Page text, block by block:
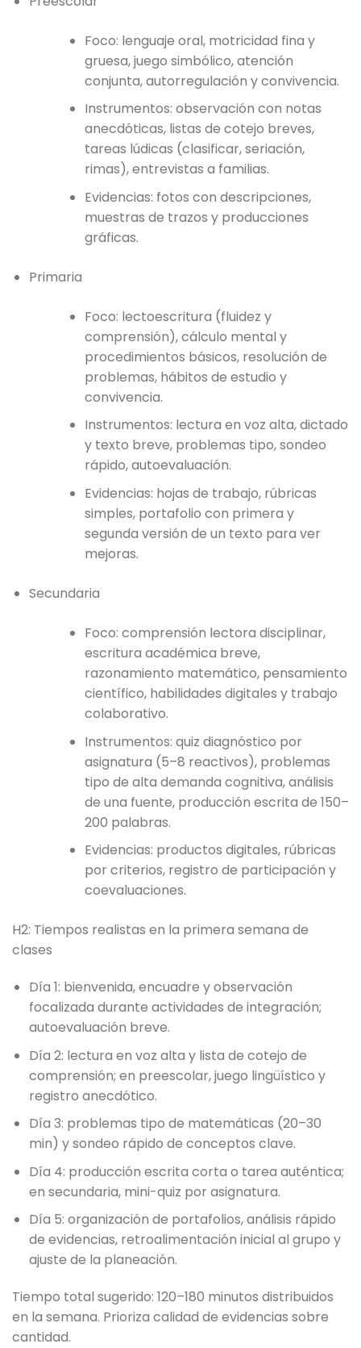
Foco: lenguaje oral, motricidad fina y
gruesa, juego simbólico, atención
conjunta, autorregulación y convivencia.
Instrumentos: observación con notas
anecdóticas, listas de cotejo breves,
tareas lúdicas (clasificar, seriación,
rimas), entrevistas a familias.
Evidencias: fotos con descripciones,
muestras de trazos y producciones
gráficas.
Primaria
Foco: lectoescritura (fluidez y
comprensión), cálculo mental y
procedimientos básicos, resolución de
problemas, hábitos de estudio y
convivencia.
Instrumentos: lectura en voz alta, dictado
y texto breve, problemas tipo, sondeo
rápido, autoevaluación.
Evidencias: hojas de trabajo, rúbricas
simples, portafolio con primera y
segunda versión de un texto para ver
mejoras.
Secundaria
Foco: comprensión lectora disciplinar,
escritura académica breve,
razonamiento matemático, pensamiento
científico, habilidades digitales y trabajo
colaborativo.
Instrumentos: quiz diagnóstico por
asignatura (5–8 reactivos), problemas
tipo de alta demanda cognitiva, análisis
de una fuente, producción escrita de 150–
200 palabras.
Evidencias: productos digitales, rúbricas
por criterios, registro de participación y
coevaluaciones.
H2: Tiempos realistas en la primera semana de
clases
Día 1: bienvenida, encuadre y observación
focalizada durante actividades de integración;
autoevaluación breve.
Día 2: lectura en voz alta y lista de cotejo de
comprensión; en preescolar, juego lingüístico y
registro anecdótico.
Día 3: problemas tipo de matemáticas (20–30
min) y sondeo rápido de conceptos clave.
Día 4: producción escrita corta o tarea auténtica;
en secundaria, mini-quiz por asignatura.
Día 5: organización de portafolios, análisis rápido
de evidencias, retroalimentación inicial al grupo y
ajuste de la planeación.
Tiempo total sugerido: 120–180 minutos distribuidos
en la semana. Prioriza calidad de evidencias sobre
cantidad.